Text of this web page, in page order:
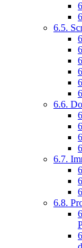
6.5.
6.6.
6.7.
6.8.